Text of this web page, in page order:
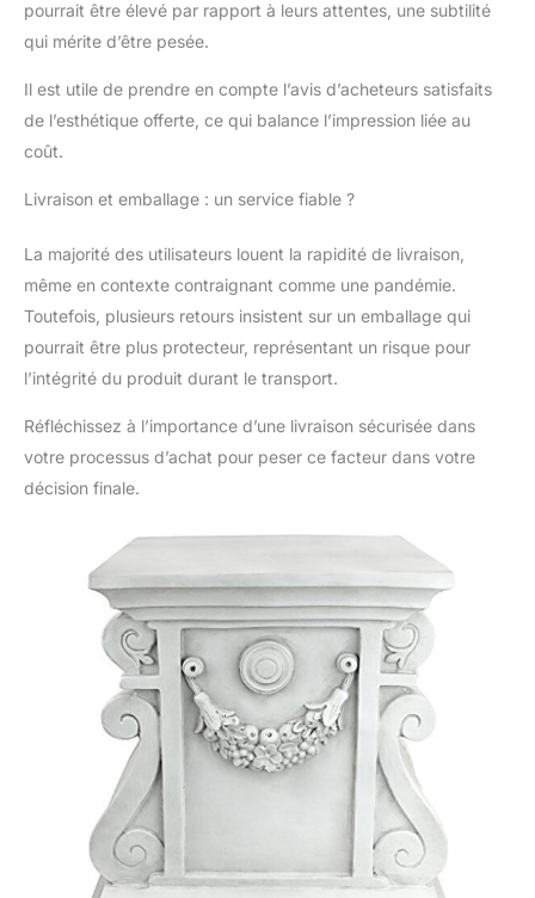
37 x 38 cm 8,25 kg. et
30,5 cm pour les
plantes ou les statues
pourrait être élevé par rapport à leurs attentes, une subtilité
qui mérite d’être pesée.
Il est utile de prendre en compte l’avis d’acheteurs satisfaits
de l’esthétique offerte, ce qui balance l’impression liée au
coût.
Livraison et emballage : un service fiable ?
La majorité des utilisateurs louent la rapidité de livraison,
même en contexte contraignant comme une pandémie.
Toutefois, plusieurs retours insistent sur un emballage qui
pourrait être plus protecteur, représentant un risque pour
l’intégrité du produit durant le transport.
Réfléchissez à l’importance d’une livraison sécurisée dans
votre processus d’achat pour peser ce facteur dans votre
décision finale.